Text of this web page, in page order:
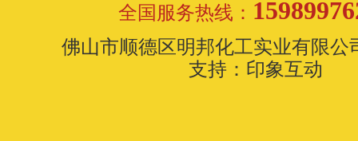
全国服务热线：
佛山市顺德区明邦化工实业有限公
支持： 印象互动